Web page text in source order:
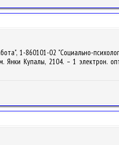
1-860101-02 "Социально-
Янки Купалы, 2104. – 1 электрон.